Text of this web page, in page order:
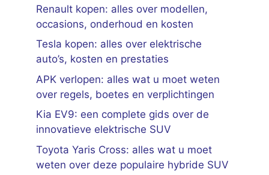
Renault kopen: alles over modellen,
occasions, onderhoud en kosten
Tesla kopen: alles over elektrische
auto’s, kosten en prestaties
APK verlopen: alles wat u moet weten
over regels, boetes en verplichtingen
Kia EV9: een complete gids over de
innovatieve elektrische SUV
Toyota Yaris Cross: alles wat u moet
weten over deze populaire hybride SUV